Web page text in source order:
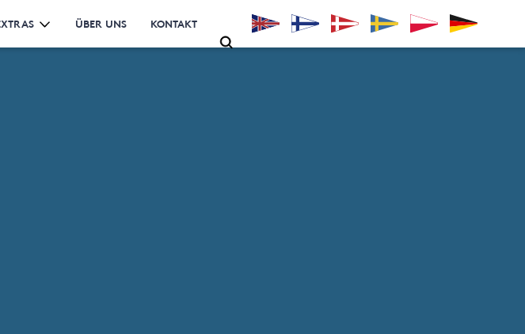
ÜBER UNS KONTAKT